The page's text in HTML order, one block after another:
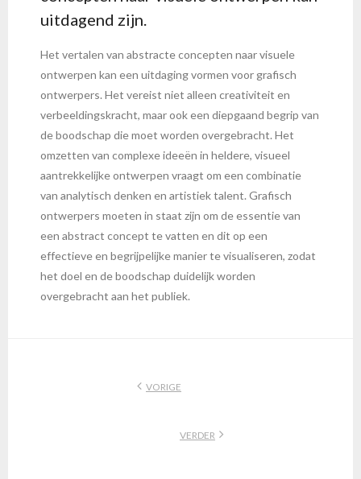
uitdagend zijn.
Het vertalen van abstracte concepten naar visuele
ontwerpen kan een uitdaging vormen voor grafisch
ontwerpers. Het vereist niet alleen creativiteit en
verbeeldingskracht, maar ook een diepgaand begrip van
de boodschap die moet worden overgebracht. Het
omzetten van complexe ideeën in heldere, visueel
aantrekkelijke ontwerpen vraagt om een combinatie
van analytisch denken en artistiek talent. Grafisch
ontwerpers moeten in staat zijn om de essentie van
een abstract concept te vatten en dit op een
effectieve en begrijpelijke manier te visualiseren, zodat
het doel en de boodschap duidelijk worden
overgebracht aan het publiek.
VORIGE
VERDER